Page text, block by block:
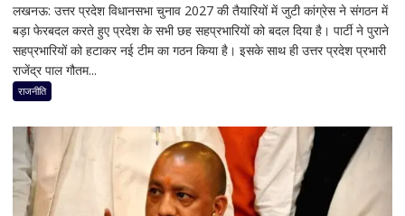
मिशन
2027
के
बड़ा
दांव,
में
पूरी
लखनऊ: उत्तर प्रदेश विधानसभा चुनाव 2027 की तैयारियों में जुटी कांग्रेस ने संगठन में
बड़ा फेरबदल करते हुए प्रदेश के सभी छह सहप्रभारियों को बदल दिया है। पार्टी ने पुराने
सहप्रभारियों को हटाकर नई टीम का गठन किया है। इसके साथ ही उत्तर प्रदेश प्रभारी
राजेंद्र पाल गौतम...
राजनीति